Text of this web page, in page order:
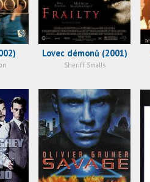
Lovec démonů (2001)
Sheriff Smalls